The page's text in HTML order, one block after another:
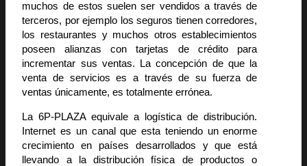
muchos de estos suelen ser vendidos a través de
terceros, por ejemplo los seguros tienen corredores,
los restaurantes y muchos otros establecimientos
poseen alianzas con tarjetas de crédito para
incrementar sus ventas. La concepción de que la
venta de servicios es a través de su fuerza de
ventas únicamente, es totalmente errónea.
La 6P-PLAZA equivale a logística de distribución.
Internet es un canal que esta teniendo un enorme
crecimiento en países desarrollados y que está
llevando a la distribución física de productos o